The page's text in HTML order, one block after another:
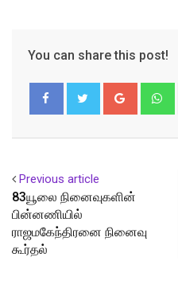
You can share this post!
Google+
Previous article
83யூலை நினைவுகளின்
பின்னணியில்
ராஜமகேந்திரனை நினைவு
கூர்தல்